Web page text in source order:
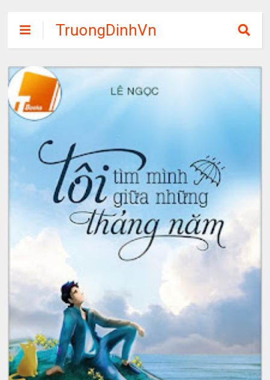
TruongDinhVn
Chia sẽ ebook,
các khóa học,
phần mềm học
tập miễn phí